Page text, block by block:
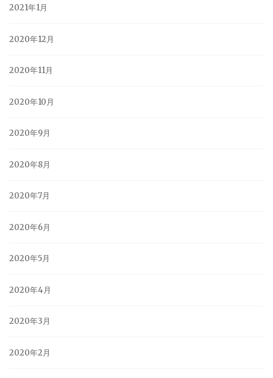
2021年1月
2020年12月
2020年11月
2020年10月
2020年9月
2020年8月
2020年7月
2020年6月
2020年5月
2020年4月
2020年3月
2020年2月